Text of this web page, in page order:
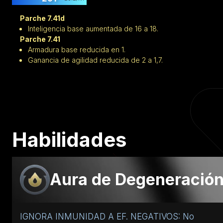
Parche 7.41d
Inteligencia base aumentada de 16 a 18.
Parche 7.41
Armadura base reducida en 1.
Ganancia de agilidad reducida de 2 a 1,7.
Habilidades
Aura de
IGNORA INMUNIDAD A EF. NEGATIVOS: No